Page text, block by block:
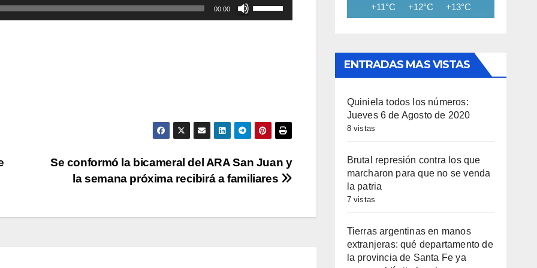
00:00
Utiliza
las
el
volumen.
Se conformó la bicameral del ARA San Juan y
la semana próxima recibirá a familiares
+11°C +12°C +13°C
ENTRADAS MAS VISTAS
Quiniela todos los números:
Jueves 6 de Agosto de 2020
8 vistas
Brutal represión contra los que
marcharon para que no se venda
la patria
7 vistas
Tierras argentinas en manos
extranjeras: qué departamento de
la provincia de Santa Fe ya